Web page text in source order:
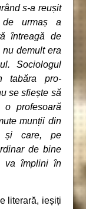
s-a reușit
de urmaș a
întreagă de
demult era
Sociologul
tabăra pro-
se sfiește să
profesoară
munții din
și care, pe
de bine
va împlini în
ieșiți